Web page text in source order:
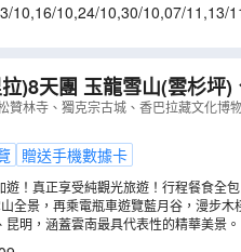
10,16/10,24/10,30/10,07/11 ,13/
江古城、大理古
、香巴拉藏文化博物館
林寺、獨克宗古城、香巴拉藏文化博
贈送手機數據卡
！真正享受純觀光旅遊！行程餐食全包
全景，再乘電瓶車遊覽藍月谷，漫步木
明，涵蓋雲南最具代表性的精華美景。